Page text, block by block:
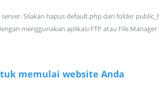
Silakan hapus default.php dari folder
menggunakan aplikasi FTP atau File Manager
memulai website Anda